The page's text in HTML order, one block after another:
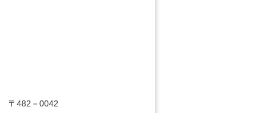
〒482－0042